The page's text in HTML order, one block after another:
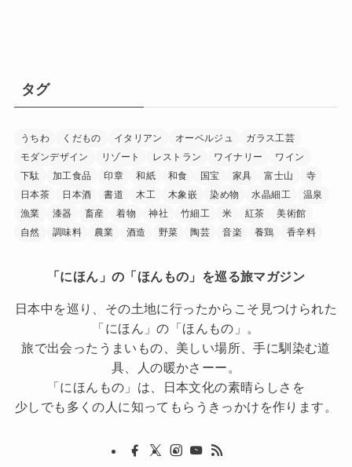
タグ
うちわ くだもの イタリアン オーベルジュ
ガラス工芸
モダンデザイン
リゾート レストラン ワイナリー
ワイン
下駄
加工食品 印章 和紙 和食 国宝 家具 富士山
寺
日本茶
日本酒 書道 木工 木象嵌 染め物 水晶細工
温泉
漁業
漆器 畜産 着物 神社 竹細工 米 紅茶
美術館
自然
調味料 農業 酒造 野菜 陶芸 音楽 養鶏 香辛料
「にほん」の「ほんもの」を巡る旅マガジン
日本中を巡り、その土地に行ったからこそ見つけられた
「にほん」の「ほんもの」。
旅で出会ったうまいもの、美しい場所、手に馴染む道
具、人の暖かさーー。
「にほんもの」は、日本文化の素晴らしさを
少しでも多くの人に知ってもらうきっかけを作ります。